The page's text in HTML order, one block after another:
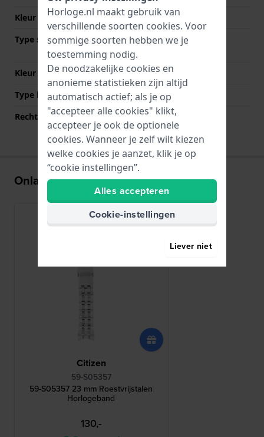
Kleur Band
Zilver
Type sluiting
Vouwsluiting met
drukknoppen
Kleur sluiting
Zilver
Type bevestiging
Bandpennen
Rechte bandaanzet
Nee
Onlangs bekeken
Citizen
59-S05357
59-S05357 23 mm Roestvrijstalen
Horlogeband
130,-
Horloge.nl maakt gebruik van
verschillende soorten cookies. Voor
sommige soorten hebben we je
toestemming nodig.
De noodzakelijke cookies en
anonieme statistieken zijn altijd
automatisch actief; als je op
"accepteer alle cookies" klikt,
accepteer je ook de optionele
cookies. Wanneer je zelf wilt kiezen
welke cookies je aanzet, klik je op
“cookie instellingen”.
Alles accepteren
Cookie-instellingen
Liever niet